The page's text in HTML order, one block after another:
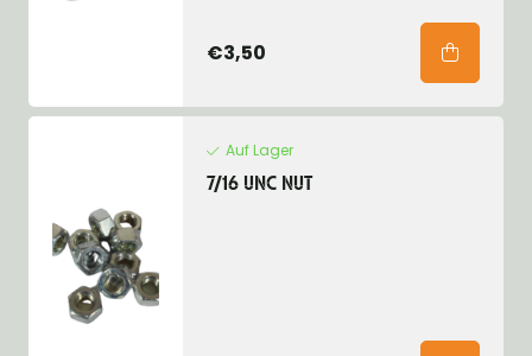
€3,50
Auf Lager
7/16 UNC NUT